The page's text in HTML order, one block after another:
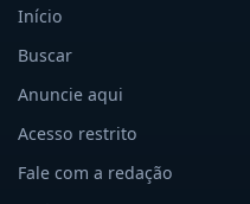
Início
Buscar
Anuncie aqui
Acesso restrito
Fale com a redação